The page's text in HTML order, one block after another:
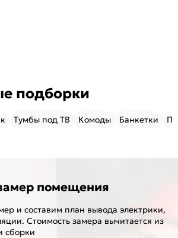
подборки
Тумбы под ТВ Комоды Банкетки
помещения
и составим план вывода электрики,
Стоимость замера вычитается из
сборки